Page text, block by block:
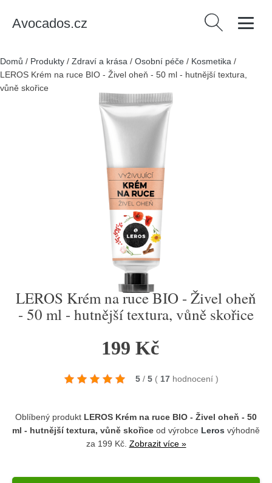
Avocados.cz Vyhledávání
Domů / Produkty / Zdraví a krása / Osobní péče / Kosmetika /
LEROS Krém na ruce BIO - Živel oheň - 50 ml - hutnější textura,
vůně skořice
LEROS Krém na ruce BIO - Živel oheň
- 50 ml - hutnější textura, vůně skořice
199 Kč
5 / 5 ( 17 hodnocení )
Oblíbený produkt LEROS Krém na ruce BIO - Živel oheň - 50
ml - hutnější textura, vůně skořice od výrobce Leros výhodně
za 199 Kč. Zobrazit více »